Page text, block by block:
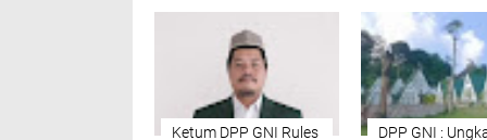
Ketum DPP GNI Rules DPP GNI :